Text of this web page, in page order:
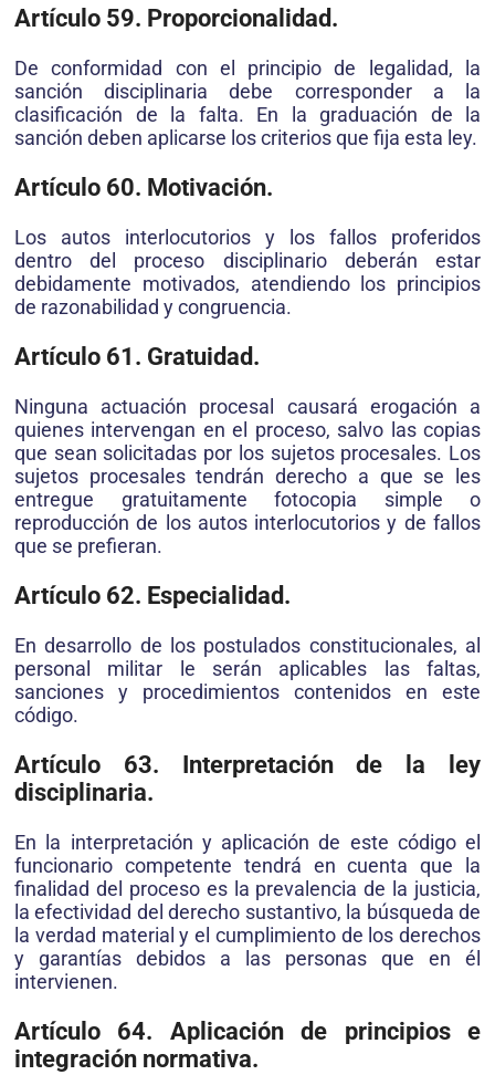
Artículo 59. Proporcionalidad.
De conformidad con el principio de legalidad, la
sanción disciplinaria debe corresponder a la
clasificación de la falta. En la graduación de la
sanción deben aplicarse los criterios que fija esta ley.
Artículo 60. Motivación.
Los autos interlocutorios y los fallos proferidos
dentro del proceso disciplinario deberán estar
debidamente motivados, atendiendo los principios
de razonabilidad y congruencia.
Artículo 61. Gratuidad.
Ninguna actuación procesal causará erogación a
quienes intervengan en el proceso, salvo las copias
que sean solicitadas por los sujetos procesales. Los
sujetos procesales tendrán derecho a que se les
entregue gratuitamente fotocopia simple o
reproducción de los autos interlocutorios y de fallos
que se prefieran.
Artículo 62. Especialidad.
En desarrollo de los postulados constitucionales, al
personal militar le serán aplicables las faltas,
sanciones y procedimientos contenidos en este
código.
Artículo 63. Interpretación de la ley
disciplinaria.
En la interpretación y aplicación de este código el
funcionario competente tendrá en cuenta que la
finalidad del proceso es la prevalencia de la justicia,
la efectividad del derecho sustantivo, la búsqueda de
la verdad material y el cumplimiento de los derechos
y garantías debidos a las personas que en él
intervienen.
Artículo 64. Aplicación de principios e
integración normativa.